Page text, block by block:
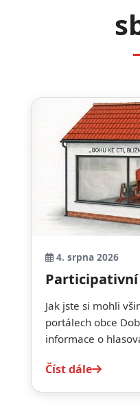
4. srpna 2026
Jak jste si mohli
portálech obce
informace o
Číst dále